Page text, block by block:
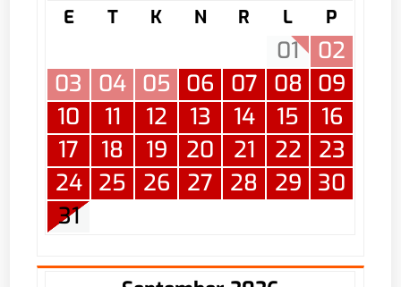
E T K N R L P
01
02
03
04 05 06 07 08 09
10
11 12 13 14 15
16
17
18 19 20 21 22
23
24 25 26 27 28 29
30
31